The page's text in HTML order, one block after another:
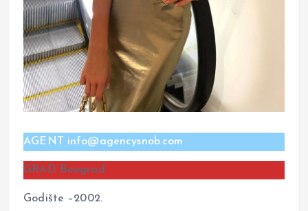
AGENT info@agencysnob.com
GRAD Beograd
Godište –2002.